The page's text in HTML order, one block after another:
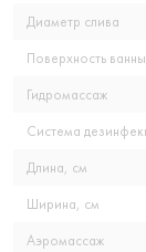
Диаметр слива
Поверхность ванны
Гидромассаж
Система
Длина, см
Ширина, см
Аэромассаж